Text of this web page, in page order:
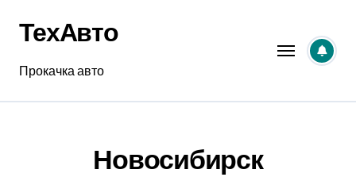
содержанию
ТехАвто
Прокачка авто
Новосибирск